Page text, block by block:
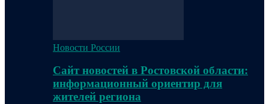
Новости России
Сайт новостей в Ростовской области:
информационный ориентир для
жителей региона